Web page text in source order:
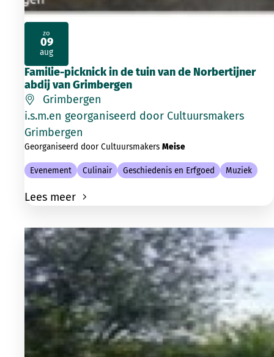
Familie-picknick in de tuin van de Norbertijner
abdij van Grimbergen
Grimbergen
i.s.m.en georganiseerd door Cultuursmakers
Grimbergen
Georganiseerd door Cultuursmakers Meise
Evenement Culinair Geschiedenis en Erfgoed Muziek
Lees meer
zo
09
aug
2026